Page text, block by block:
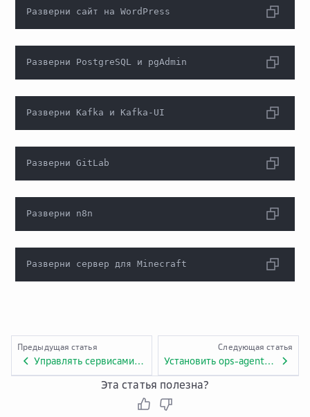
Разверни сайт на WordPress
Разверни PostgreSQL и pgAdmin
Разверни Kafka и Kafka-UI
Разверни GitLab
Разверни n8n
Разверни сервер для Minecraft
Предыдущая статья
Управлять сервисами для виртуальных машин через Гига-помощника
Следующая статья
Установить ops-agent на виртуальную машину через Гига-помощника
Эта статья полезна?